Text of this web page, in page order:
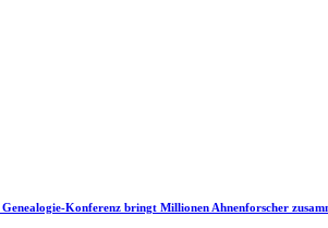
Konferenz bringt Millionen Ahnenforscher